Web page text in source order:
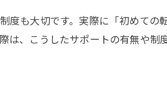
ト体制
認すべき点
度も大切です。実際に「初めての
は、こうしたサポートの有無や制